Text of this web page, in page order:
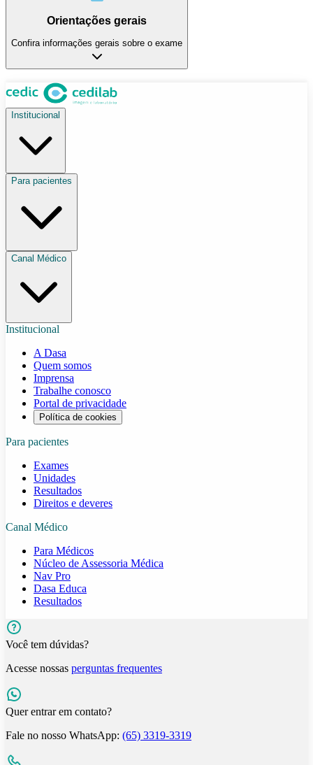
Orientações gerais
Confira informações gerais sobre o exame
Institucional
Para pacientes
Canal Médico
Institucional
A Dasa
Quem somos
Imprensa
Trabalhe conosco
Portal de privacidade
Política de cookies
Para pacientes
Exames
Unidades
Resultados
Direitos e deveres
Canal Médico
Para Médicos
Núcleo de Assessoria Médica
Nav Pro
Dasa Educa
Resultados
Você tem dúvidas?
Acesse nossas perguntas frequentes
Quer entrar em contato?
Fale no nosso WhatsApp: (65) 3319-3319